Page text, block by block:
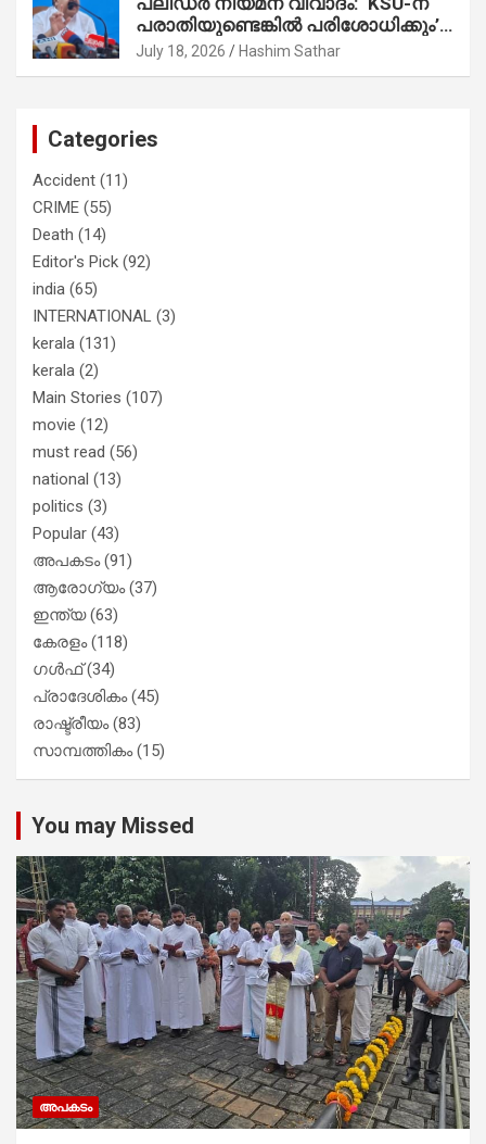
സാബുവിന്റേത് വ്യക്തിപരമായ
നേട്ടത്തിനുള്ള പാര്‍ട്ടി; ഇപ്പോള്‍
ഫോണ്‍ വിളിച്ചാല്‍ എടുക്കില്ല;
തിരഞ്ഞെടുപ്പിലെ ദുരനുഭവങ്ങള്‍
പരാതിയുണ്ടെങ്കിൽ പരിശോധിക്കും’;
രമേശ് ചെന്നിത്തല
July 18, 2026 Hashim Sathar
Categories
Accident (11)
CRIME (55)
Death (14)
Editor's Pick (92)
india (65)
INTERNATIONAL (3)
kerala (131)
kerala (2)
Main Stories (107)
movie (12)
must read (56)
national (13)
politics (3)
Popular (43)
അപകടം(91)
ആരോഗ്യം(37)
ഇന്ത്യ(63)
കേരളം(118)
ഗൾഫ്(34)
പ്രാദേശികം(45)
രാഷ്ട്രീയം(83)
സാമ്പത്തികം(15)
You may Missed
അപകടം